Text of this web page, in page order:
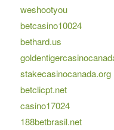
weshootyou
betcasino10024
bethard.us
stakecasinocanada.org
betclicpt.net
casino17024
188betbrasil.net